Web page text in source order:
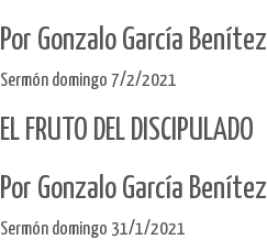
Por Gonzalo García Benítez​
Sermón domingo 7/2/2021
EL FRUTO DEL DISCIPULADO
Por Gonzalo García Benítez​
Sermón domingo 31/1/2021